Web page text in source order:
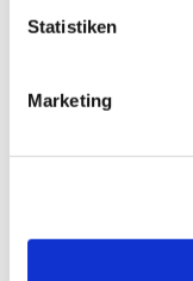
Statistiken
Marketing